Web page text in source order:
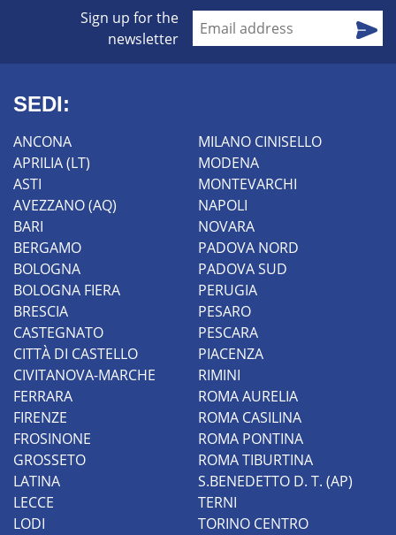
Sign up for the
newsletter
SEDI:
ANCONA
APRILIA (LT)
ASTI
AVEZZANO (AQ)
BARI
BERGAMO
BOLOGNA
BOLOGNA FIERA
BRESCIA
CASTEGNATO
CITTÀ DI CASTELLO
CIVITANOVA-MARCHE
FERRARA
FIRENZE
FROSINONE
GROSSETO
LATINA
LECCE
LODI
MILANO CINISELLO
MODENA
MONTEVARCHI
NAPOLI
NOVARA
PADOVA NORD
PADOVA SUD
PERUGIA
PESARO
PESCARA
PIACENZA
RIMINI
ROMA AURELIA
ROMA CASILINA
ROMA PONTINA
ROMA TIBURTINA
S.BENEDETTO D. T. (AP)
TERNI
TORINO CENTRO